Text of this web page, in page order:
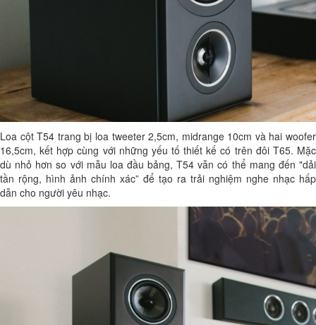
Loa cột T54 trang bị loa tweeter 2,5cm, midrange 10cm và hai woofer
16,5cm, kết hợp cùng với những yếu tố thiết kế có trên đôi T65. Mặc
dù nhỏ hơn so với mẫu loa đầu bảng, T54 vẫn có thể mang đến "dải
tần rộng, hình ảnh chính xác” để tạo ra trải nghiệm nghe nhạc hấp
dẫn cho người yêu nhạc.